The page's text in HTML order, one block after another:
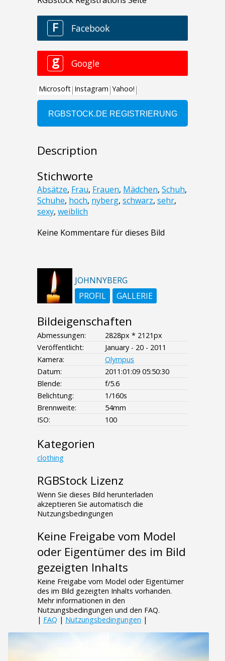
Description
Stichworte
Absätze, Frau, Frauen, Mädchen, Schuh,
Schuhe, hoch, nyberg, schwarz, sehr,
sexy, weiblich
Keine Kommentare für dieses Bild
JOHNNYBERG
PROFIL
GALLERIE
Bildeigenschaften
Abmessungen:
2828px * 2121px
Veröffentlicht:
January - 20 - 2011
Kamera:
Olympus
Datum:
2011:01:09 05:50:30
Blende:
f/5.6
Belichtung:
1/160s
Brennweite:
54mm
ISO:
100
Kategorien
clothing
RGBStock Lizenz
Wenn Sie dieses Bild herunterladen
akzeptieren Sie automatisch die
Nutzungsbedingungen
Keine Freigabe vom Model
oder Eigentümer des im Bild
gezeigten Inhalts
Keine Freigabe vom Model oder Eigentümer
des im Bild gezeigten Inhalts vorhanden.
Mehr informationen in den
Nutzungsbedingungen und den FAQ.
| FAQ | Nutzungsbedingungen |